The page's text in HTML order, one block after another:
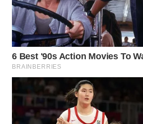
WN
KARAWANG
WN
BEKASI
WN
BOGOR